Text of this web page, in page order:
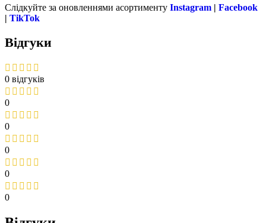
Слідкуйте за оновленнями асортименту Instagram | Facebook
| TikTok
Відгуки
0 відгуків
0
0
0
0
0